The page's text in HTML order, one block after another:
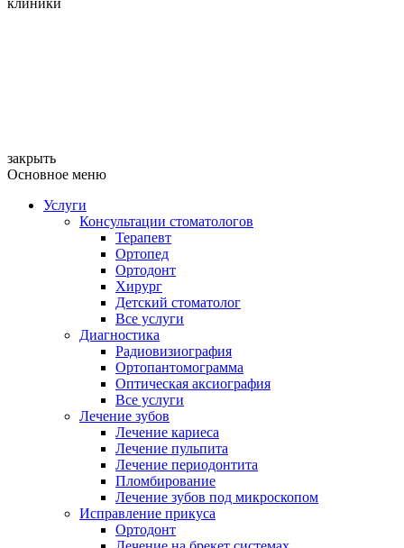
закрыть
Основное меню
Услуги
Консультации стоматологов
Терапевт
Ортопед
Ортодонт
Хирург
Детский стоматолог
Все услуги
Диагностика
Радиовизиография
Ортопантомограмма
Оптическая аксиография
Все услуги
Лечение зубов
Лечение кариеса
Лечение пульпита
Лечение периодонтита
Пломбирование
Лечение зубов под микроскопом
Исправление прикуса
Ортодонт